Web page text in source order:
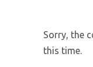
Sorry, the
this time.